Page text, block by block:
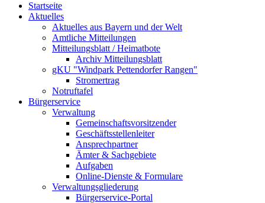
Startseite
Aktuelles
Aktuelles aus Bayern und der Welt
Amtliche Mitteilungen
Mitteilungsblatt / Heimatbote
Archiv Mitteilungsblatt
gKU "Windpark Pettendorfer Rangen"
Stromertrag
Notruftafel
Bürgerservice
Verwaltung
Gemeinschaftsvorsitzender
Geschäftsstellenleiter
Ansprechpartner
Ämter & Sachgebiete
Aufgaben
Online-Dienste & Formulare
Verwaltungsgliederung
Bürgerservice-Portal